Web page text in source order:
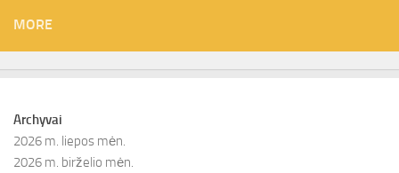
MORE
Archyvai
2026 m. liepos mėn.
2026 m. birželio mėn.